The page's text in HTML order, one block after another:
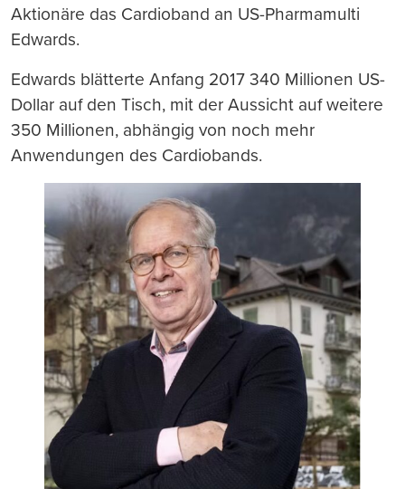
Aktionäre das Cardioband an US-Pharmamulti
Edwards.
Edwards blätterte Anfang 2017 340 Millionen US-
Dollar auf den Tisch, mit der Aussicht auf weitere
350 Millionen, abhängig von noch mehr
Anwendungen des Cardiobands.